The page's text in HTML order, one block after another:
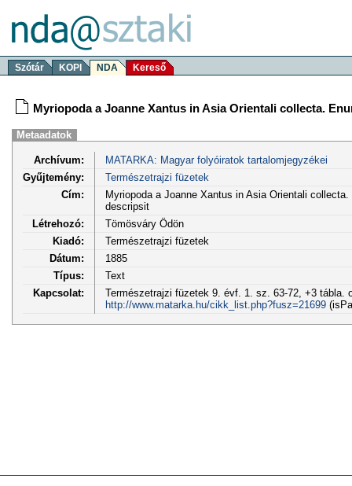
Szótár KOPI NDA Kereső
Myriopoda a Joanne Xantus in Asia Orientali collecta.
Metaadatok
Archívum:
MATARKA: Magyar folyóiratok tartalomjegyzékei
Gyűjtemény:
Természetrajzi füzetek
Cím:
Myriopoda a Joanne Xantus in Asia Orientali
descripsit
Létrehozó:
Tömösváry Ödön
Kiadó:
Természetrajzi füzetek
Dátum:
1885
Típus:
Text
Kapcsolat:
Természetrajzi füzetek 9. évf. 1. sz. 63-72, +3 tábla.
http://www.matarka.hu/cikk_list.php?fusz=21699